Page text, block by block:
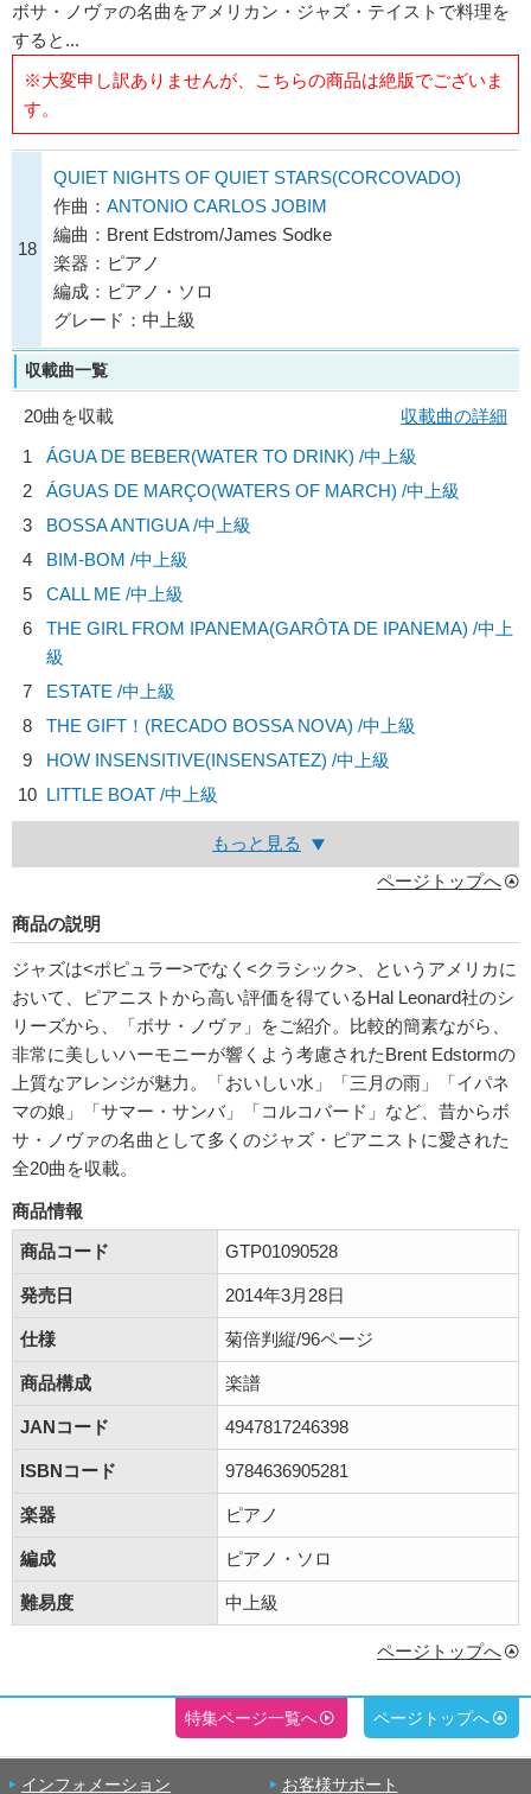
ボサ・ノヴァの名曲をアメリカン・ジャズ・テイストで料理を
すると...
※大変申し訳ありませんが、こちらの商品は絶版でございま
す。
18
QUIET NIGHTS OF QUIET STARS(CORCOVADO)
作曲： ANTONIO CARLOS JOBIM
編曲：Brent Edstrom/James Sodke
楽器：ピアノ
編成：ピアノ・ソロ
グレード：中上級
収載曲一覧
20曲を収載
収載曲の詳細
1
ÁGUA DE BEBER(WATER TO DRINK) /中上級
2
ÁGUAS DE MARÇO(WATERS OF MARCH) /中上級
3
BOSSA ANTIGUA /中上級
4
BIM-BOM /中上級
5
CALL ME /中上級
6
THE GIRL FROM IPANEMA(GARÔTA DE IPANEMA) /中上
級
7
ESTATE /中上級
8
THE GIFT！(RECADO BOSSA NOVA) /中上級
9
HOW INSENSITIVE(INSENSATEZ) /中上級
10 LITTLE BOAT /中上級
もっと見る
ページトップへ
商品の説明
ジャズは<ポピュラー>でなく<クラシック>、というアメリカに
おいて、ピアニストから高い評価を得ているHal Leonard社のシ
リーズから、「ボサ・ノヴァ」をご紹介。比較的簡素ながら、
非常に美しいハーモニーが響くよう考慮されたBrent Edstormの
上質なアレンジが魅力。「おいしい水」「三月の雨」「イパネ
マの娘」「サマー・サンバ」「コルコバード」など、昔からボ
サ・ノヴァの名曲として多くのジャズ・ピアニストに愛された
全20曲を収載。
商品情報
商品コード
GTP01090528
発売日 2014年3月28日
仕様 菊倍判縦/96ページ
商品構成 楽譜
JANコード 4947817246398
ISBNコード 9784636905281
楽器 ピアノ
編成 ピアノ・ソロ
難易度 中上級
ページトップへ
特集ページ一覧へ ページトップへ
インフォメーション お客様サポート